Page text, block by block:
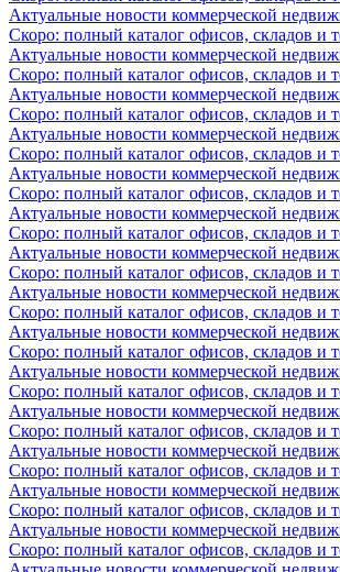
Актуальные новости коммерческой
Скоро: полный каталог офисов, складов и
Актуальные новости коммерческой
Скоро: полный каталог офисов, складов и
Актуальные новости коммерческой
Скоро: полный каталог офисов, складов и
Актуальные новости коммерческой
Скоро: полный каталог офисов, складов и
Актуальные новости коммерческой
Скоро: полный каталог офисов, складов и
Актуальные новости коммерческой
Скоро: полный каталог офисов, складов и
Актуальные новости коммерческой
Скоро: полный каталог офисов, складов и
Актуальные новости коммерческой
Скоро: полный каталог офисов, складов и
Актуальные новости коммерческой
Скоро: полный каталог офисов, складов и
Актуальные новости коммерческой
Скоро: полный каталог офисов, складов и
Актуальные новости коммерческой
Скоро: полный каталог офисов, складов и
Актуальные новости коммерческой
Скоро: полный каталог офисов, складов и
Актуальные новости коммерческой
Скоро: полный каталог офисов, складов и
Актуальные новости коммерческой
Скоро: полный каталог офисов, складов и